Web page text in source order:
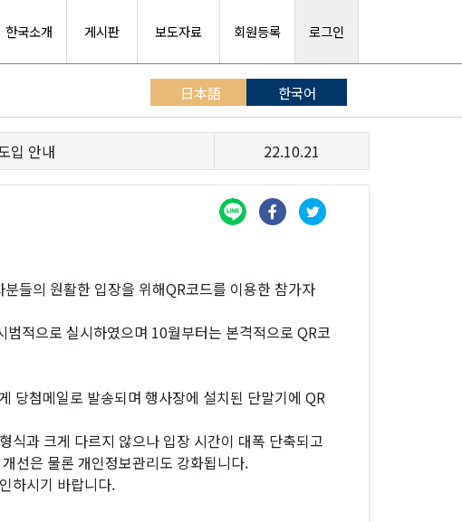
한국소개 게시판 보도자료 회원등록 로그인
日本語 한국어
입 안내 22.10.21
들의 원활한 입장을 위해QR코드를 이용한 참가자
적으로 실시하였으며 10월부터는 본격적으로 QR코
당첨메일로 발송되며 행사장에 설치된 단말기에 QR
식과 크게 다르지 않으나 입장 시간이 대폭 단축되고
선은 물론 개인정보관리도 강화됩니다.
하시기 바랍니다.